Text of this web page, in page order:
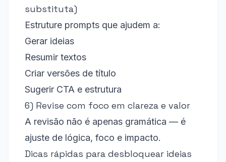
substituta)
Estruture prompts que ajudem a:
Gerar ideias
Resumir textos
Criar versões de título
Sugerir CTA e estrutura
6) Revise com foco em clareza e valor
A revisão não é apenas gramática — é
ajuste de lógica, foco e impacto.
Dicas rápidas para desbloquear ideias